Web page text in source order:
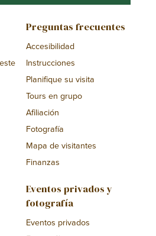
Preguntas frecuentes
Accesibilidad
Instrucciones
Planifique su visita
Tours en grupo
Afiliación
Fotografía
Mapa de visitantes
Finanzas
Eventos privados y
fotografía
Eventos privados